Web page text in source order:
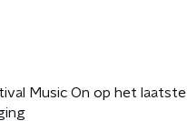
Music On op het laatste